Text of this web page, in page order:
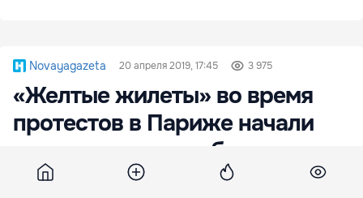
Novayagazeta 20 апреля 2019, 17:45 3 975
«Желтые жилеты» во время
протестов в Париже начали
поджигать автомобили
Протестующие в Париже члены движения